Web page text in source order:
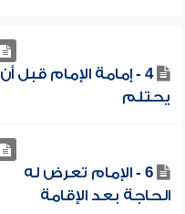
4 - إمامة الإمام قبل أن
يحتلم
6 - الإمام تعرض له
الحاجة بعد الإقامة